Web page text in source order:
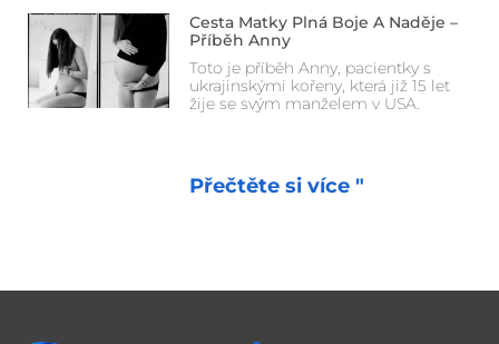
Cesta Matky Plná Boje A Naděje –
Příběh Anny
Toto je příběh Anny, pacientky s
ukrajinskými kořeny, která již 15 let
žije se svým manželem v USA.
Přečtěte si více "